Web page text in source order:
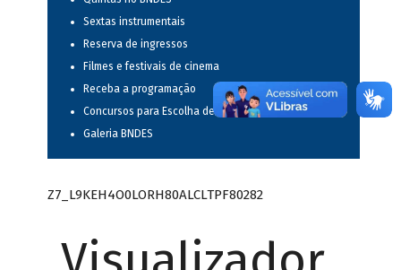
Sextas instrumentais
Reserva de ingressos
Filmes e festivais de cinema
Receba a programação
Concursos para Escolha de Espetáculos Musicais
Galeria BNDES
Z7_L9KEH4O0LORH80ALCLTPF80282